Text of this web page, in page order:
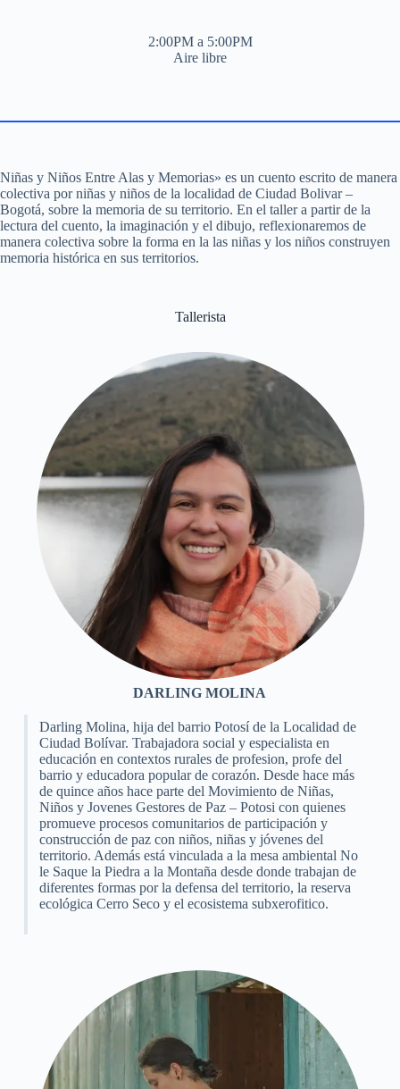
2:00PM a 5:00PM
Aire libre
Niñas y Niños Entre Alas y Memorias» es un cuento escrito de manera
colectiva por niñas y niños de la localidad de Ciudad Bolivar –
Bogotá, sobre la memoria de su territorio. En el taller a partir de la
lectura del cuento, la imaginación y el dibujo, reflexionaremos de
manera colectiva sobre la forma en la las niñas y los niños construyen
memoria histórica en sus territorios.
Tallerista
DARLING MOLINA
Darling Molina, hija del barrio Potosí de la Localidad de
Ciudad Bolívar. Trabajadora social y especialista en
educación en contextos rurales de profesion, profe del
barrio y educadora popular de corazón. Desde hace más
de quince años hace parte del Movimiento de Niñas,
Niños y Jovenes Gestores de Paz – Potosi con quienes
promueve procesos comunitarios de participación y
construcción de paz con niños, niñas y jóvenes del
territorio. Además está vinculada a la mesa ambiental No
le Saque la Piedra a la Montaña desde donde trabajan de
diferentes formas por la defensa del territorio, la reserva
ecológica Cerro Seco y el ecosistema subxerofitico.